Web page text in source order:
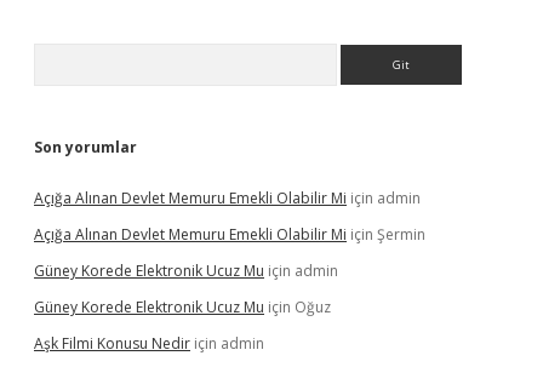
Son yorumlar
Açığa Alınan Devlet Memuru Emekli Olabilir Mi için admin
Açığa Alınan Devlet Memuru Emekli Olabilir Mi için Şermin
Güney Korede Elektronik Ucuz Mu için admin
Güney Korede Elektronik Ucuz Mu için Oğuz
Aşk Filmi Konusu Nedir için admin